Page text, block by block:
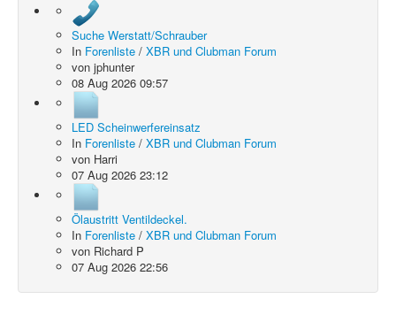
Suche Werstatt/Schrauber
In Forenliste / XBR und Clubman Forum
von jphunter
08 Aug 2026 09:57
LED Scheinwerfereinsatz
In Forenliste / XBR und Clubman Forum
von Harri
07 Aug 2026 23:12
Ölaustritt Ventildeckel.
In Forenliste / XBR und Clubman Forum
von Richard P
07 Aug 2026 22:56